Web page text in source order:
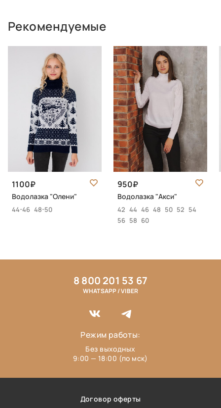
Рекомендуемые
1100
Водолазка "Олени"
44-46 48-50
950
Водолазка "Акси"
42 44 46 48 50 52 54
56 58 60
Договор оферты
8 800 201 53 67
WHATSAPP / VIBER
Режим работы:
Без выходных
9:00 — 18:00 (по мск)